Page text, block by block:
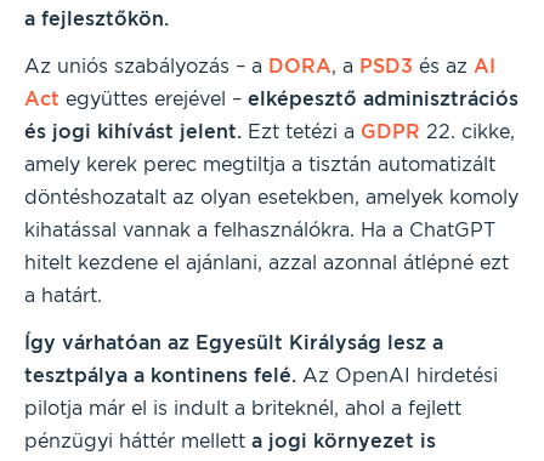
a fejlesztőkön.
Az uniós szabályozás – a DORA, a PSD3 és az AI
Act együttes erejével – elképesztő adminisztrációs
és jogi kihívást jelent. Ezt tetézi a GDPR 22. cikke,
amely kerek perec megtiltja a tisztán automatizált
döntéshozatalt az olyan esetekben, amelyek komoly
kihatással vannak a felhasználókra. Ha a ChatGPT
hitelt kezdene el ajánlani, azzal azonnal átlépné ezt
a határt.
Így várhatóan az Egyesült Királyság lesz a
tesztpálya a kontinens felé. Az OpenAI hirdetési
pilotja már el is indult a briteknél, ahol a fejlett
pénzügyi háttér mellett a jogi környezet is